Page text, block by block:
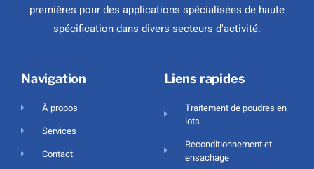
premières pour des applications spécialisées de haute
spécification dans divers secteurs d'activité.
Navigation
À propos
Services
Contact
Liens rapides
Traitement de poudres en
lots
Reconditionnement et
ensachage